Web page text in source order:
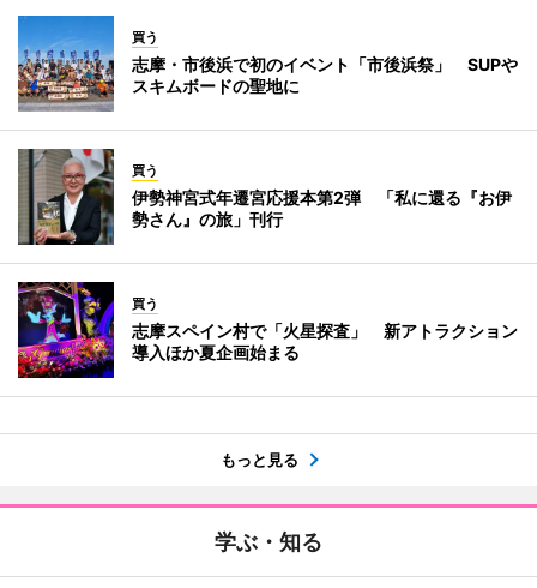
買う
志摩・市後浜で初のイベント「市後浜祭」 SUPや
スキムボードの聖地に
買う
伊勢神宮式年遷宮応援本第2弾 「私に還る『お伊
勢さん』の旅」刊行
買う
志摩スペイン村で「火星探査」 新アトラクション
導入ほか夏企画始まる
もっと見る
学ぶ・知る